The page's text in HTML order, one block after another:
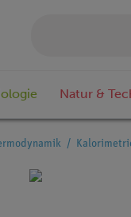
Natur &